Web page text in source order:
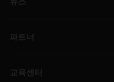
파트너
교육센터